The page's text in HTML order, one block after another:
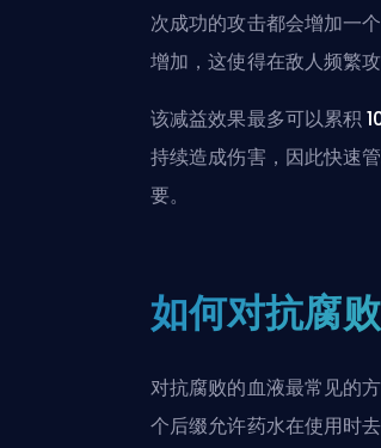
次成功的攻击都会增加一
增加，这使得在敌人频繁
该减益效果最多可以累积
持续造成伤害，因此快速
要。
如何对抗腐
对抗腐败的血液最常见的
个后缀允许药水在使用时